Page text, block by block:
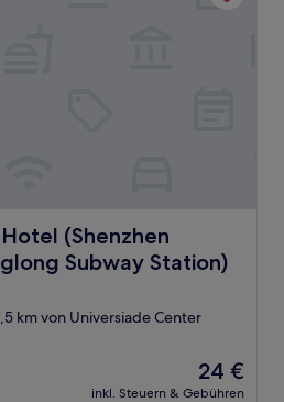
(Shenzhen
Subway Station)
(Shenzhen Longgang
km von Universiade Center
Der
Preis
24 €
inkl. Steuern & Gebühren